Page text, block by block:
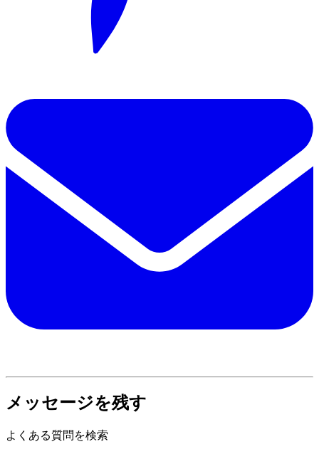
メッセージを残す
よくある質問を検索